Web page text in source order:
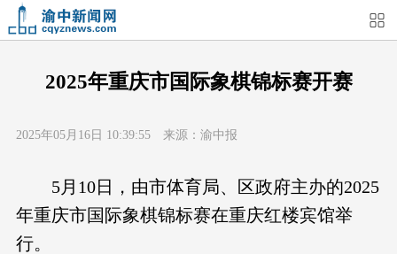
首页 媒体关注 今日头条 热点新闻
渝中新闻 特别关注 部门动态
企业信息 吃在渝中 住在渝中 行在渝中
2025年重庆市国际象棋锦标赛开赛
2025年05月16日 10:39:55 来源：渝中报
5月10日，由市体育局、区政府主办的2025
年重庆市国际象棋锦标赛在重庆红楼宾馆举
行。